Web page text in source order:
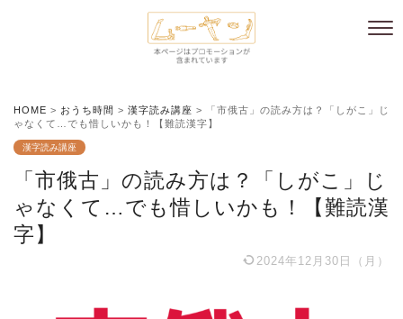
HOME > おうち時間 > 漢字読み講座 >
「市俄古」の読み方は？「しがこ」じ
ゃなくて…でも惜しいかも！【難読漢字】
漢字読み講座
「市俄古」の読み方は？「しがこ」じ
ゃなくて…でも惜しいかも！【難読漢
字】
2024年12月30日（月）